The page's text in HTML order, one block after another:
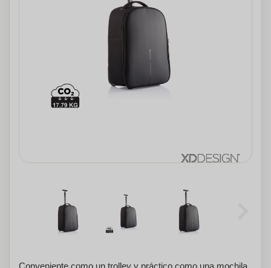
Conveniente como un trolley y práctico como una mochila,